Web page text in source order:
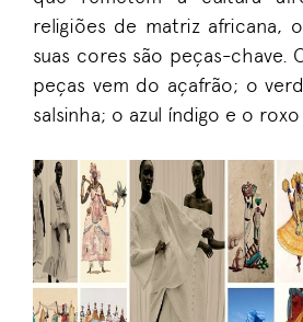
religiões de matriz africana,
suas cores são peças-chave.
peças vem do açafrão; o
salsinha; o azul índigo e o